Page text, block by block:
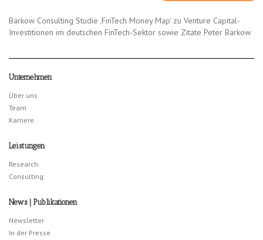
Barkow Consulting Studie ‚FinTech Money Map‘ zu Venture Capital-
Investitionen im deutschen FinTech-Sektor sowie Zitate Peter Barkow
Unternehmen
Über uns
Team
Karriere
Leistungen
Research
Consulting
News | Publikationen
Newsletter
In der Presse